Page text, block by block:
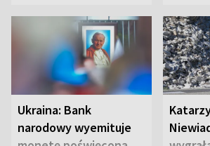
Ukraina: Bank
narodowy wyemituje